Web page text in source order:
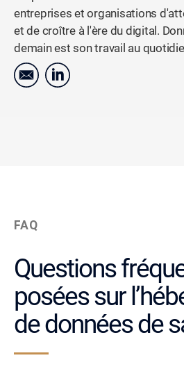
entreprises et organisations
et de croître à l'ère du digital.
demain est son travail au
FAQ
Questions
posées sur
de données de